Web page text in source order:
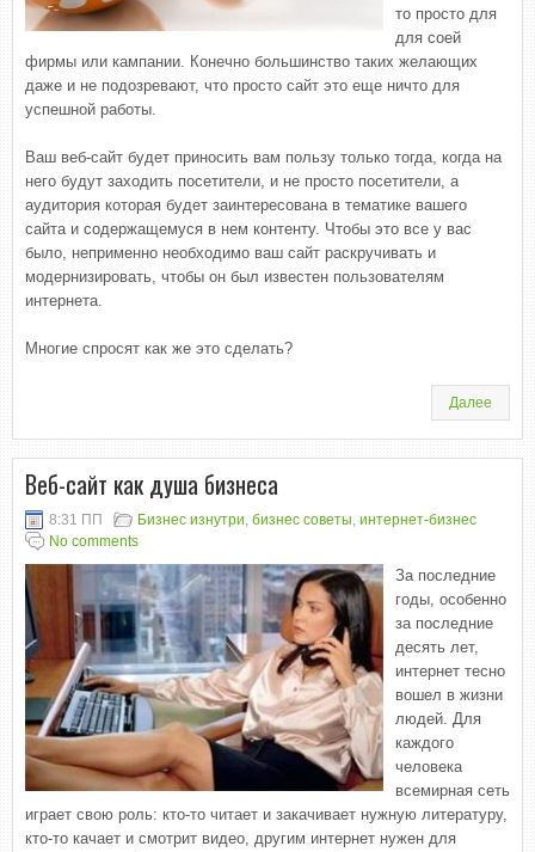
то просто для
для соей
фирмы или кампании. Конечно большинство таких желающих
даже и не подозревают, что просто сайт это еще ничто для
успешной работы.
Ваш веб-сайт будет приносить вам пользу только тогда, когда на
него будут заходить посетители, и не просто посетители, а
аудитория которая будет заинтересована в тематике вашего
сайта и содержащемуся в нем контенту. Чтобы это все у вас
было, неприменно необходимо ваш сайт раскручивать и
модернизировать, чтобы он был известен пользователям
интернета.
Многие спросят как же это сделать?
Далее
Веб-сайт как душа бизнеса
8:31 ПП Бизнес изнутри, бизнес советы, интернет-бизнес
No comments
За последние
годы, особенно
за последние
десять лет,
интернет тесно
вошел в жизни
людей. Для
каждого
человека
всемирная сеть
играет свою роль: кто-то читает и закачивает нужную литературу,
кто-то качает и смотрит видео, другим интернет нужен для